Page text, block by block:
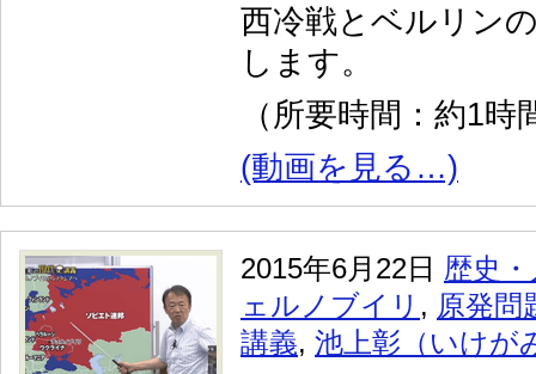
西冷戦とベルリン
します。
（所要時間：約1時
(動画を見る…)
2015年6月22日 歴史
ェルノブイリ , 原発問
講義, 池上彰（いけが